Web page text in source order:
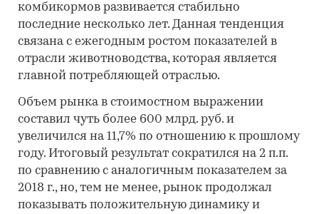
комбикормов развивается стабильно
последние несколько лет. Данная тенденция
связана с ежегодным ростом показателей в
отрасли животноводства, которая является
главной потребляющей отраслью.
Объем рынка в стоимостном выражении
составил чуть более 600 млрд. руб. и
увеличился на 11,7% по отношению к прошлому
году. Итоговый результат сократился на 2 п.п.
по сравнению с аналогичным показателем за
2018 г., но, тем не менее, рынок продолжал
показывать положительную динамику и